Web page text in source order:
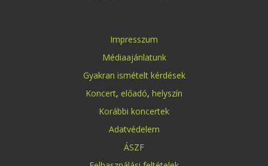
Impresszum
Médiaajánlatunk
Gyakran ismételt kérdések
Koncert, előadó, helyszín
Korábbi koncertek
Adatvédelem
ÁSZF